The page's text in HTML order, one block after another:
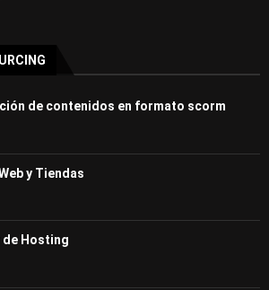
de contenidos en formato scorm
y Tiendas
Hosting